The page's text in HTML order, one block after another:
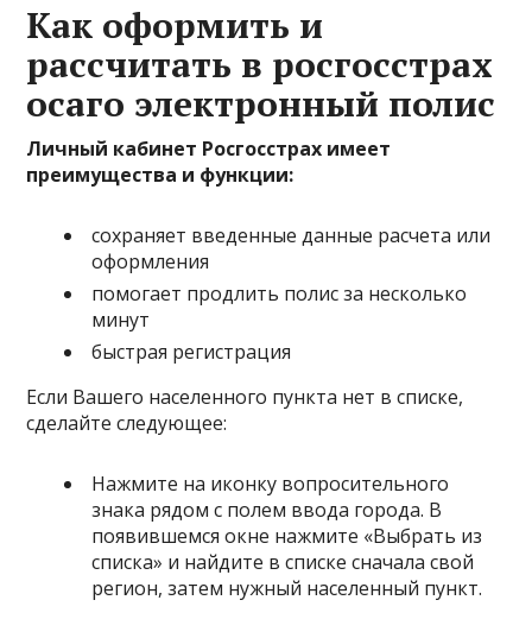
Как оформить и
рассчитать в росгосстрах
осаго электронный полис
Личный кабинет Росгосстрах имеет
преимущества и функции:
сохраняет введенные данные расчета или
оформления
помогает продлить полис за несколько
минут
быстрая регистрация
Если Вашего населенного пункта нет в списке,
сделайте следующее:
Нажмите на иконку вопросительного
знака рядом с полем ввода города. В
появившемся окне нажмите «Выбрать из
списка» и найдите в списке сначала свой
регион, затем нужный населенный пункт.